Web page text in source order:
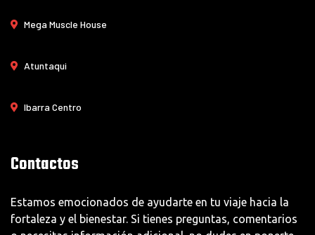
Mega Muscle House
Atuntaqui
Ibarra Centro
Contactos
Estamos emocionados de ayudarte en tu viaje hacia la
fortaleza y el bienestar. Si tienes preguntas, comentarios